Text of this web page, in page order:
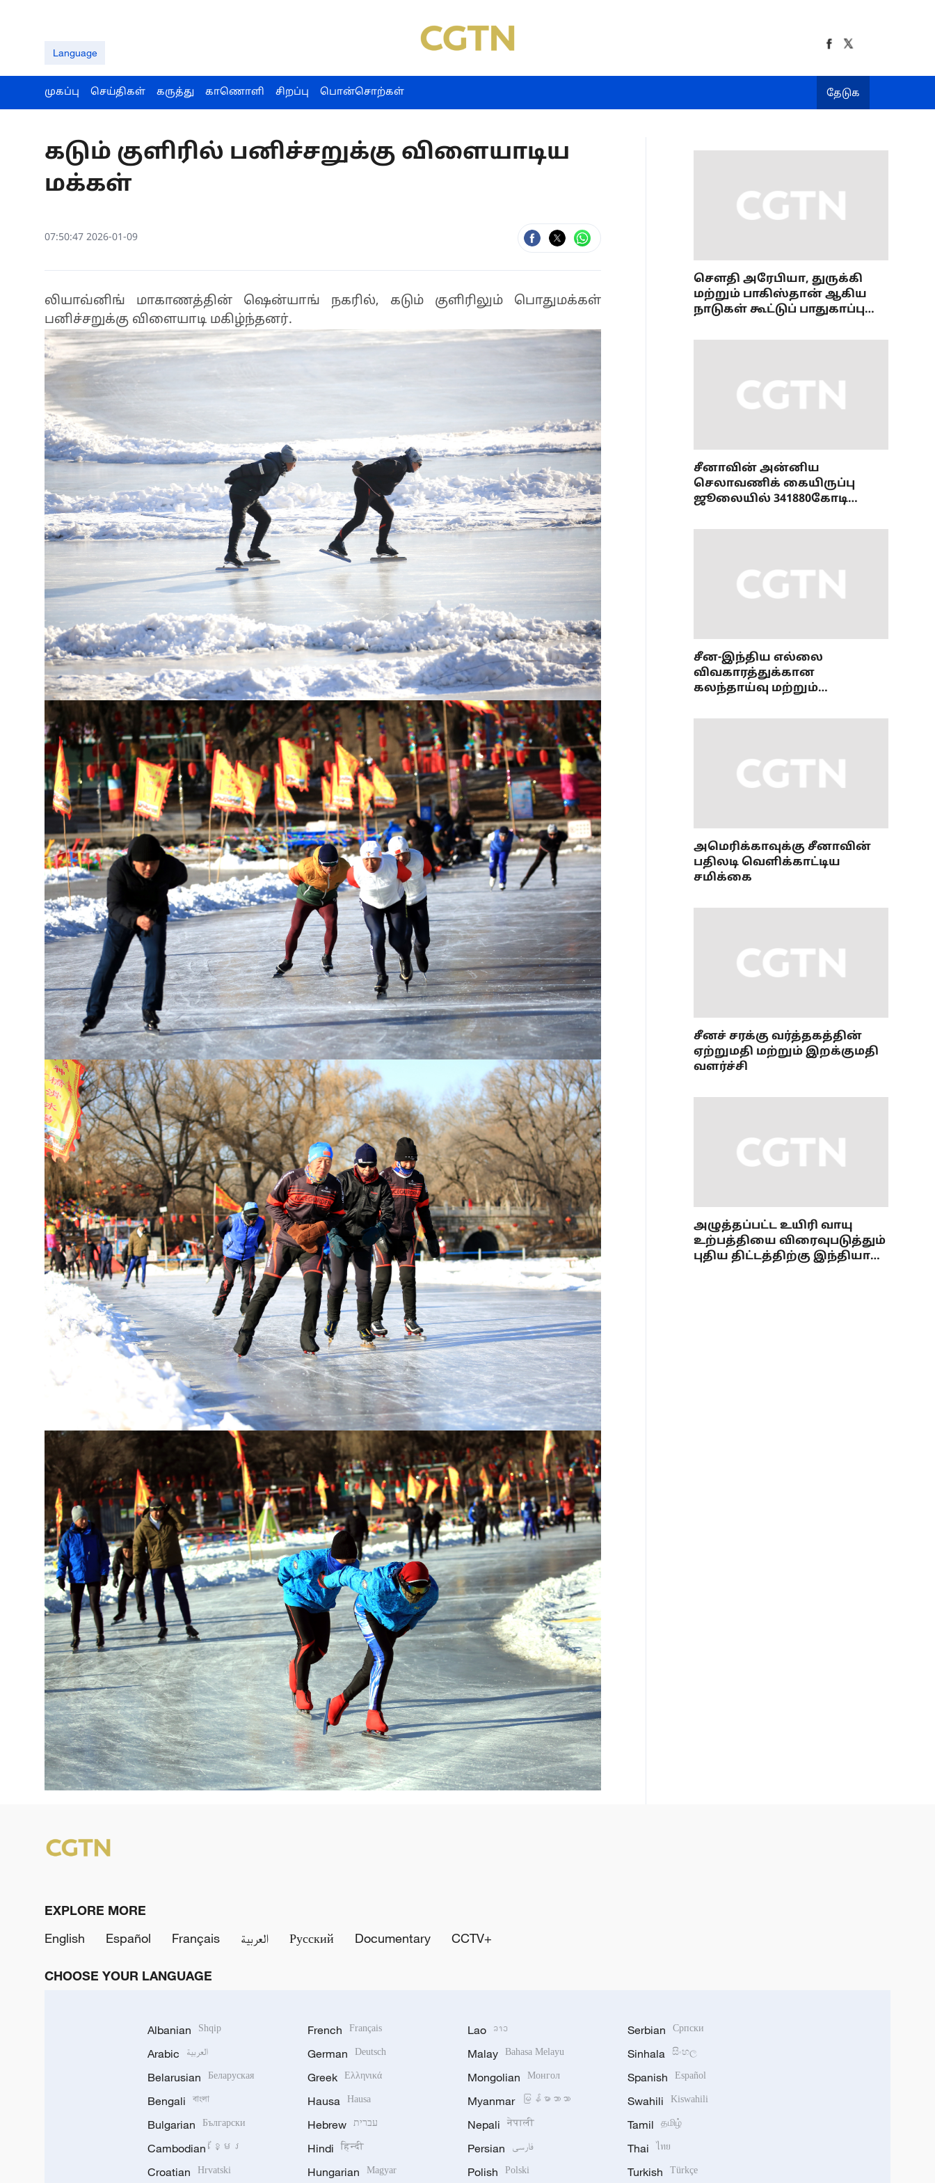
Language
முகப்பு செய்திகள் கருத்து காணொளி சிறப்பு பொன்சொற்கள் தேடுக
கடும் குளிரில் பனிச்சறுக்கு விளையாடிய
மக்கள்
07:50:47 2026-01-09
லியாவ்னிங் மாகாணத்தின் ஷென்யாங் நகரில், கடும் குளிரிலும் பொதுமக்கள்
பனிச்சறுக்கு விளையாடி மகிழ்ந்தனர்.
செளதி அரேபியா, துருக்கி
மற்றும் பாகிஸ்தான் ஆகிய
நாடுகள் கூட்டுப் பாதுகாப்பு
சீனாவின் அன்னிய
செலாவணிக் கையிருப்பு
ஜூலையில் 341880கோடி
சீன-இந்திய எல்லை
விவகாரத்துக்கான
கலந்தாய்வு மற்றும்
அமைப்புமுறை பற்றிய 36வது
அமெரிக்காவுக்கு சீனாவின்
பதிலடி வெளிக்காட்டிய
சமிக்கை
சீனச் சரக்கு வர்த்தகத்தின்
ஏற்றுமதி மற்றும் இறக்குமதி
வளர்ச்சி
அழுத்தப்பட்ட உயிரி வாயு
உற்பத்தியை விரைவுபடுத்தும்
புதிய திட்டத்திற்கு இந்தியா
EXPLORE MORE
English
Español Français العربية Русский Documentary CCTV+
CHOOSE YOUR LANGUAGE
Albanian Shqip
Arabic العربية
Belarusian Беларуская
Bengali বাংলা
Bulgarian Български
Cambodian ខ្មែរ
Croatian Hrvatski
French Français
German Deutsch
Greek Ελληνικά
Hausa Hausa
Hebrew עברית
Hindi हिन्दी
Hungarian Magyar
Lao ລາວ
Malay Bahasa Melayu
Mongolian Монгол
Myanmar မြန်မာဘာသာ
Nepali नेपाली
Persian فارسی
Polish Polski
Serbian Српски
Sinhala සිංහල
Spanish Español
Swahili Kiswahili
Tamil தமிழ்
Thai ไทย
Turkish Türkçe